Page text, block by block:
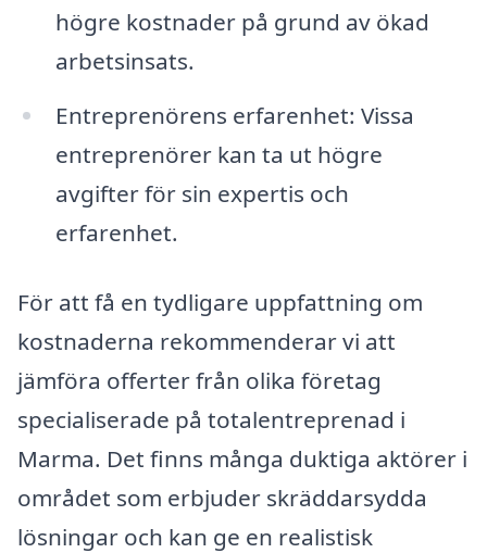
högre kostnader på grund av ökad
arbetsinsats.
Entreprenörens erfarenhet: Vissa
entreprenörer kan ta ut högre
avgifter för sin expertis och
erfarenhet.
För att få en tydligare uppfattning om
kostnaderna rekommenderar vi att
jämföra offerter från olika företag
specialiserade på totalentreprenad i
Marma. Det finns många duktiga aktörer i
området som erbjuder skräddarsydda
lösningar och kan ge en realistisk